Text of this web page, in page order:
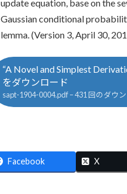
update equation, base on the
Gaussian conditional
lemma. (Version 3, April 30,
“A Novel and Simplest
をダウンロード
sapt-1904-0004.pdf – 431 回のダウ
Facebook X